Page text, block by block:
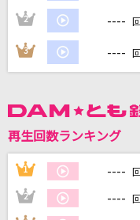
ファタール
GEMN
修二と彰
[生音]ピースサイン
米津玄師
2 ---- 回
3 ---- 回
再生回数ランキング
1 ---- 回
2 ---- 回